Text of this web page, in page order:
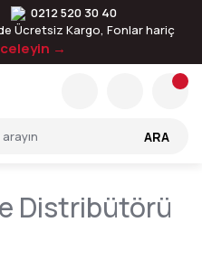
0212 520 30 40
Ücretsiz Kargo, Fonlar hariç
→
ARA
Distribütörü